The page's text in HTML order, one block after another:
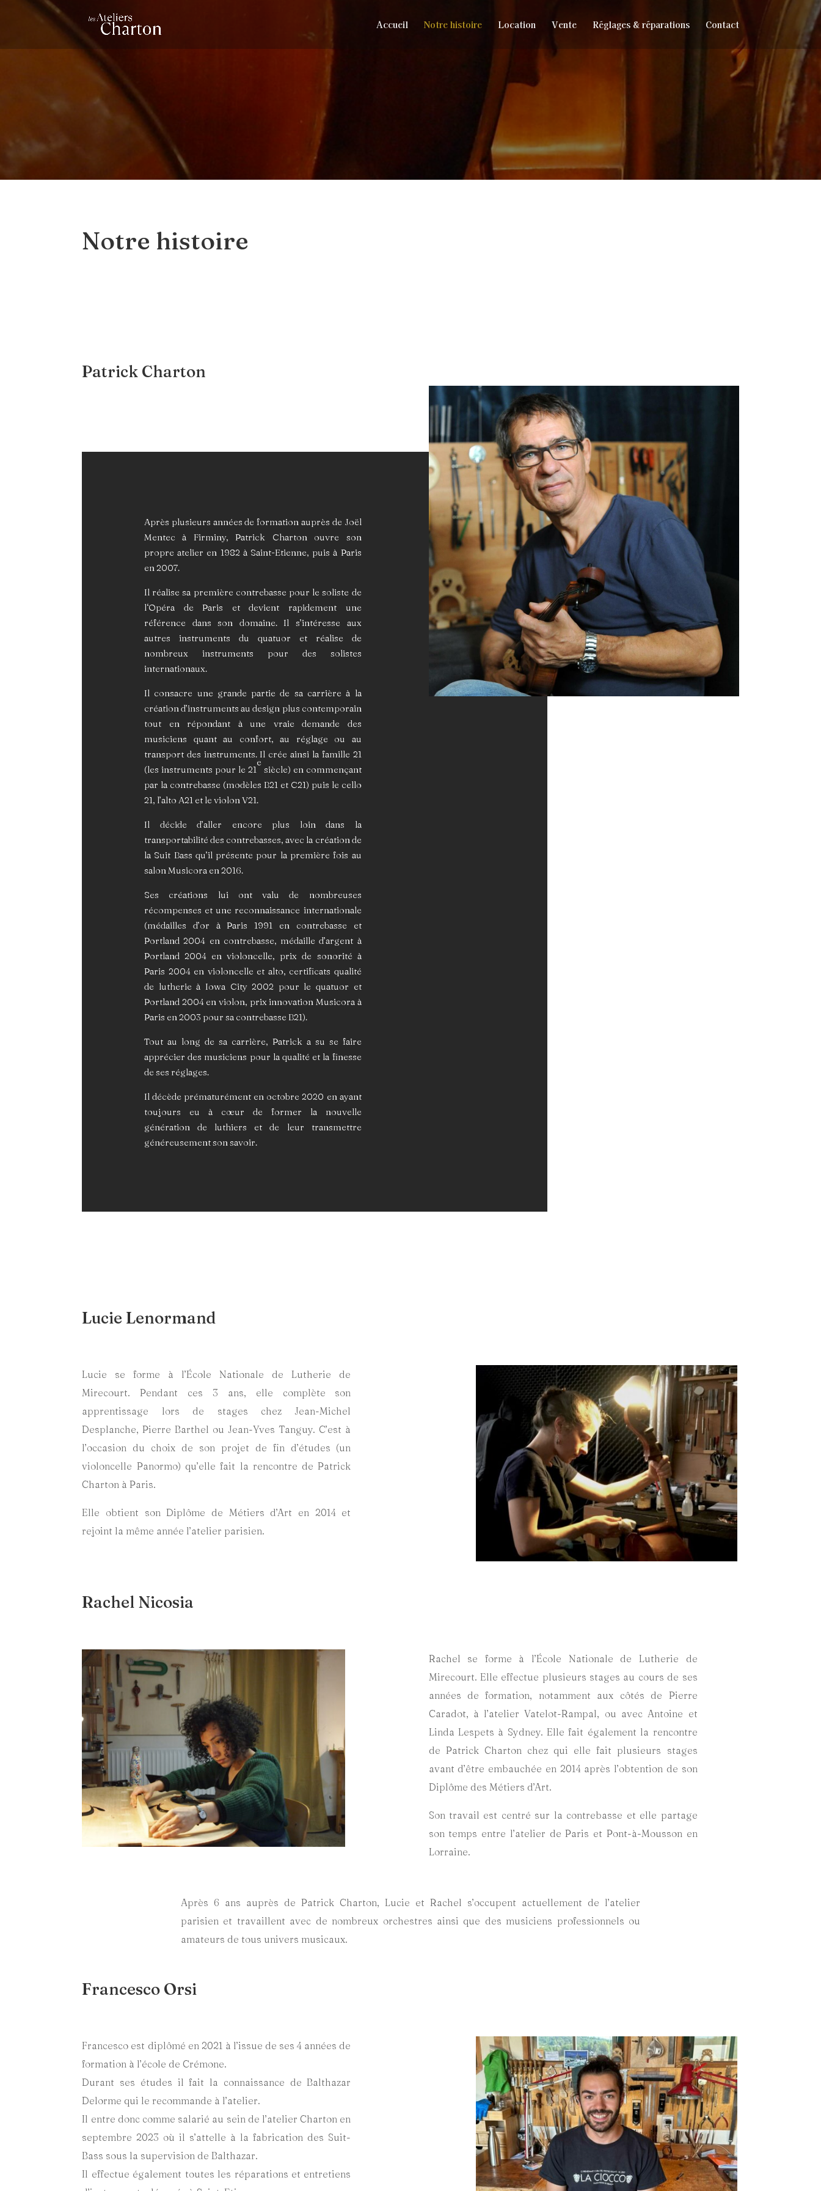
Accueil Notre histoire Location Vente Réglages & réparations Contact
Notre histoire
Patrick Charton
Après plusieurs années de formation auprès de Joël
Mentec à Firminy, Patrick Charton ouvre son
propre atelier en 1982 à Saint-Etienne, puis à Paris
en 2007.
Il réalise sa première contrebasse pour le soliste de
l‘Opéra de Paris et devient rapidement une
référence dans son domaine. Il s’intéresse aux
autres instruments du quatuor et réalise de
nombreux instruments pour des solistes
internationaux.
Il consacre une grande partie de sa carrière à la
création d’instruments au design plus contemporain
tout en répondant à une vraie demande des
musiciens quant au confort, au réglage ou au
transport des instruments. Il crée ainsi la famille 21
(les instruments pour le 21
e
siècle) en commençant
par la contrebasse (modèles B21 et C21) puis le cello
21, l’alto A21 et le violon V21.
Il décide d’aller encore plus loin dans la
transportabilité des contrebasses, avec la création de
la Suit Bass qu’il présente pour la première fois au
salon Musicora en 2016.
Ses créations lui ont valu de nombreuses
récompenses et une reconnaissance internationale
(médailles d’or à Paris 1991 en contrebasse et
Portland 2004 en contrebasse, médaille d’argent à
Portland 2004 en violoncelle, prix de sonorité à
Paris 2004 en violoncelle et alto, certificats qualité
de lutherie à Iowa City 2002 pour le quatuor et
Portland 2004 en violon, prix innovation Musicora à
Paris en 2003 pour sa contrebasse B21).
Tout au long de sa carrière, Patrick a su se faire
apprécier des musiciens pour la qualité et la finesse
de ses réglages.
Il décède prématurément en octobre 2020 en ayant
toujours eu à cœur de former la nouvelle
génération de luthiers et de leur transmettre
généreusement son savoir.
Lucie Lenormand
Lucie se forme à l’École Nationale de Lutherie de
Mirecourt. Pendant ces 3 ans, elle complète son
apprentissage lors de stages chez Jean-Michel
Desplanche, Pierre Barthel ou Jean-Yves Tanguy. C’est à
l’occasion du choix de son projet de fin d’études (un
violoncelle Panormo) qu’elle fait la rencontre de Patrick
Charton à Paris.
Elle obtient son Diplôme de Métiers d’Art en 2014 et
rejoint la même année l’atelier parisien.
Rachel Nicosia
Rachel se forme à l’École Nationale de Lutherie de
Mirecourt. Elle effectue plusieurs stages au cours de ses
années de formation, notamment aux côtés de Pierre
Caradot, à l’atelier Vatelot-Rampal, ou avec Antoine et
Linda Lespets à Sydney. Elle fait également la rencontre
de Patrick Charton chez qui elle fait plusieurs stages
avant d’être embauchée en 2014 après l’obtention de son
Diplôme des Métiers d’Art.
Son travail est centré sur la contrebasse et elle partage
son temps entre l’atelier de Paris et Pont-à-Mousson en
Lorraine.
Après 6 ans auprès de Patrick Charton, Lucie et Rachel s’occupent actuellement de l’atelier
parisien et travaillent avec de nombreux orchestres ainsi que des musiciens professionnels ou
amateurs de tous univers musicaux.
Francesco Orsi
Francesco est diplômé en 2021 à l’issue de ses 4 années de
formation à l’école de Crémone.
Durant ses études il fait la connaissance de Balthazar
Delorme qui le recommande à l’atelier.
Il entre donc comme salarié au sein de l’atelier Charton en
septembre 2023 où il s’attelle à la fabrication des Suit-
Bass sous la supervision de Balthazar.
Il effectue également toutes les réparations et entretiens